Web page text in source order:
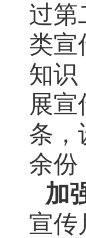
过第
类宣
知识
展
条，
余份
加
宣传